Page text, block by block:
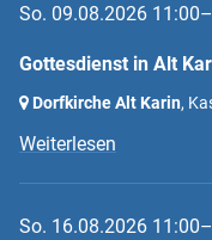
So. 09.08.2026
Gottesdienst in Alt
Dorfkirche Alt Karin,
Weiterlesen
So. 16.08.2026